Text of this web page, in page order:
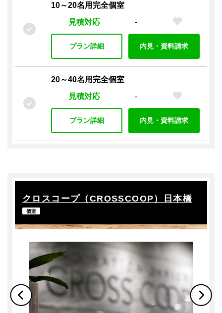
OA機器
複合機（有料） 複合機（無料） シュレッダー
ペット
シャワー テラス付き
施設内喫煙所
プラン設備
入退室管理 / その他
監視カメラ
警備（有人）
警備（無人）
駐輪場
掃除 ゴミ収集
その他
10～20名用完全個室
見積対応
-
プラン詳細 内見・資料請求
20～40名用完全個室
見積対応
-
プラン詳細 内見・資料請求
クロスコープ（CROSSCOOP）日本橋
個室